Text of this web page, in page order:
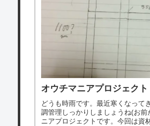
オウチマニアプロジェク
どうも時雨です。最近寒くなって
調管理しっかりしましょうね(お
ニアプロジェクトです。今回は資